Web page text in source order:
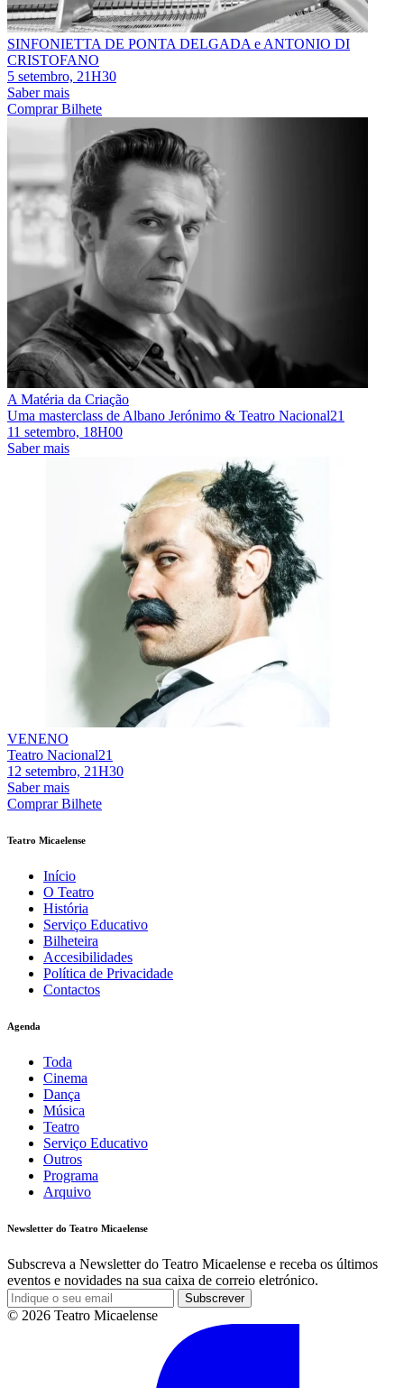
SINFONIETTA DE PONTA DELGADA e ANTONIO DI
CRISTOFANO
5 setembro, 21H30
Saber mais
Comprar Bilhete
A Matéria da Criação
Uma masterclass de Albano Jerónimo & Teatro Nacional21
11 setembro, 18H00
Saber mais
VENENO
Teatro Nacional21
12 setembro, 21H30
Saber mais
Comprar Bilhete
Teatro Micaelense
Início
O Teatro
História
Serviço Educativo
Bilheteira
Accesibilidades
Política de Privacidade
Contactos
Agenda
Toda
Cinema
Dança
Música
Teatro
Serviço Educativo
Outros
Programa
Arquivo
Newsletter do Teatro Micaelense
Subscreva a Newsletter do Teatro Micaelense e receba os últimos
eventos e novidades na sua caixa de correio eletrónico.
Subscrever
© 2026 Teatro Micaelense